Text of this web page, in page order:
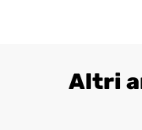
Altri